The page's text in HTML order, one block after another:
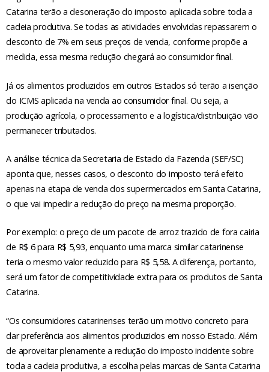
Catarina terão a desoneração do imposto aplicada sobre toda a
cadeia produtiva. Se todas as atividades envolvidas repassarem o
desconto de 7% em seus preços de venda, conforme propõe a
medida, essa mesma redução chegará ao consumidor final.
Já os alimentos produzidos em outros Estados só terão a isenção
do ICMS aplicada na venda ao consumidor final. Ou seja, a
produção agrícola, o processamento e a logística/distribuição vão
permanecer tributados.
A análise técnica da Secretaria de Estado da Fazenda (SEF/SC)
aponta que, nesses casos, o desconto do imposto terá efeito
apenas na etapa de venda dos supermercados em Santa Catarina,
o que vai impedir a redução do preço na mesma proporção.
Por exemplo: o preço de um pacote de arroz trazido de fora cairia
de R$ 6 para R$ 5,93, enquanto uma marca similar catarinense
teria o mesmo valor reduzido para R$ 5,58. A diferença, portanto,
será um fator de competitividade extra para os produtos de Santa
Catarina.
“Os consumidores catarinenses terão um motivo concreto para
dar preferência aos alimentos produzidos em nosso Estado. Além
de aproveitar plenamente a redução do imposto incidente sobre
toda a cadeia produtiva, a escolha pelas marcas de Santa Catarina